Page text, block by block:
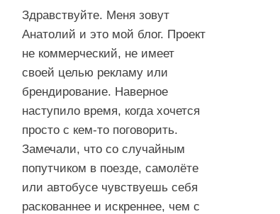
Здравствуйте. Меня зовут
Анатолий и это мой блог. Проект
не коммерческий, не имеет
своей целью рекламу или
брендирование. Наверное
наступило время, когда хочется
просто с кем-то поговорить.
Замечали, что со случайным
попутчиком в поезде, самолёте
или автобусе чувствуешь себя
раскованнее и искреннее, чем с